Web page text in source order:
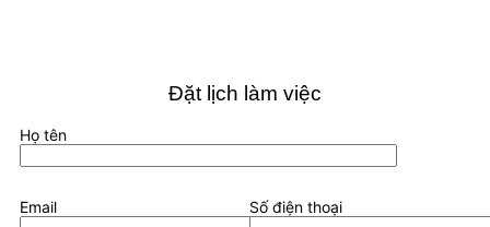
Đặt lịch làm việc
Họ tên
Email Số điện thoại